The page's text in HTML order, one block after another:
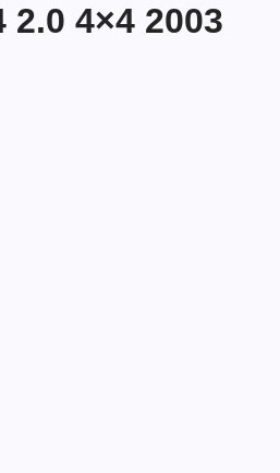
2.0 4×4 2003